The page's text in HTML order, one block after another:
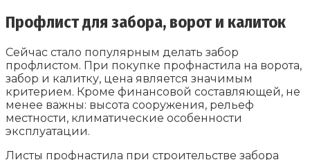
Профлист для забора, ворот и калиток
Сейчас стало популярным делать забор
профлистом. При покупке профнастила на ворота,
забор и калитку, цена является значимым
критерием. Кроме финансовой составляющей, не
менее важны: высота сооружения, рельеф
местности, климатические особенности
эксплуатации.
Листы профнастила при строительстве забора